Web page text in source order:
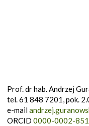
Prof. dr hab. Andrzej
tel. 61 848 7201, pok.
e-mail
ORCID 0000-0002-